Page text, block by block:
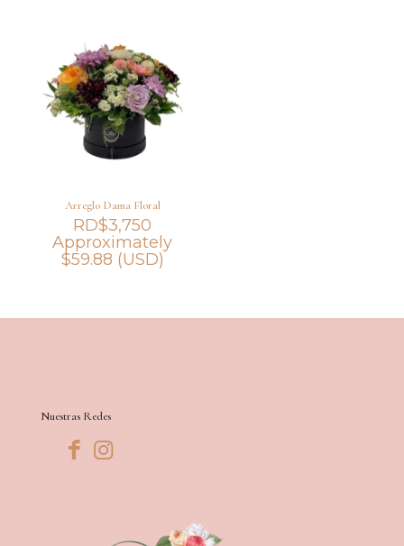
Arreglo Dama Floral
RD$3,750
Approximately
$59.88 (USD)
Nuestras Redes